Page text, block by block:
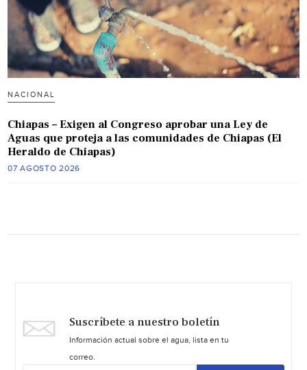
NACIONAL
Chiapas – Exigen al Congreso aprobar una Ley de
Aguas que proteja a las comunidades de Chiapas (El
Heraldo de Chiapas)
07 AGOSTO 2026
Suscríbete a nuestro boletín
Información actual sobre el agua, lista en tu
correo.